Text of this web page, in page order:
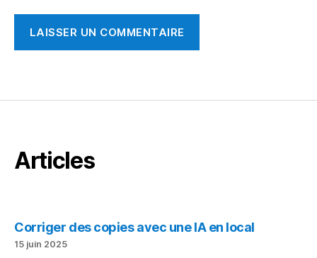
Articles
Corriger des copies avec une IA en local
15 juin 2025